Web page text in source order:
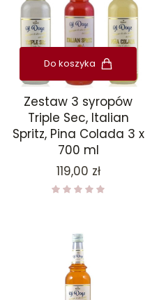
Do koszyka
Zestaw 3 syropów
Triple Sec, Italian
Spritz, Pina Colada 3 x
700 ml
Cena
119,00 zł